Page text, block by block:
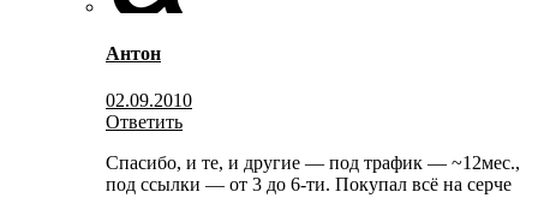
Антон
02.09.2010
Ответить
Спасибо, и те, и другие — под трафик — ~12мес.,
под ссылки — от 3 до 6-ти. Покупал всё на серче